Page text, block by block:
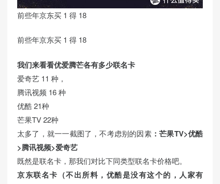
前些年京东买 1 得 18
前些年京东买 1 得 18
我们来看看优爱腾芒各有多少联名卡
爱奇艺 11 种，
腾讯视频 16 种
优酷 21种
芒果TV 22种
太多了，就一一截图了，不考虑别的因素：芒果TV>优酷
>腾讯视频>爱奇艺
既然是联名卡，那我们对比下同类型联名卡价格吧。
京东联名卡（不出所料，优酷是没有这个的，人家有